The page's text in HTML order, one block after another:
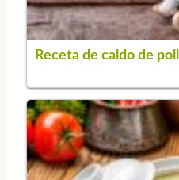
Receta de caldo de